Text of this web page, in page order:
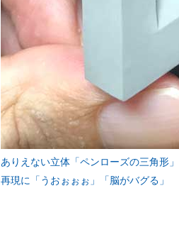
ありえない立体「ペンローズの三角形
再現に「うおぉぉぉ」「脳がバグる」